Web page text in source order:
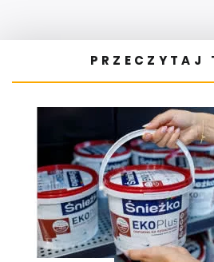
PRZECZYTAJ